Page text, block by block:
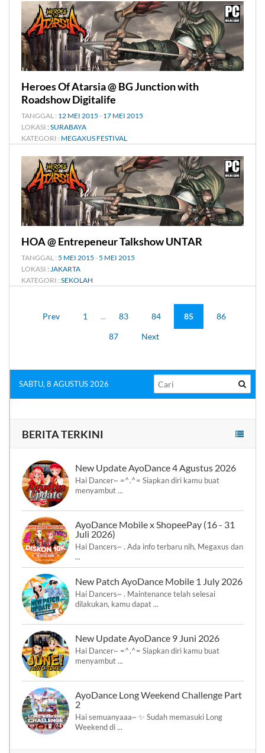
Heroes Of Atarsia @ BG Junction with
Roadshow Digitalife
TANGGAL : 12 MEI 2015 - 17 MEI 2015
LOKASI : SURABAYA
KATEGORI : MEGAXUS FESTIVAL
HOA @ Entrepeneur Talkshow UNTAR
TANGGAL : 5 MEI 2015 -5 MEI 2015
LOKASI : JAKARTA
KATEGORI : SEKOLAH
Prev 1 ... 83 84 85
86
87
Next
SABTU, 8 AGUSTUS 2026
BERITA TERKINI
New Update AyoDance 4 Agustus 2026
Hai Dancer~ =^.^= Siapkan diri kamu buat
menyambut ...
AyoDance Mobile x ShopeePay (16 - 31
Juli 2026)
Hai Dancers~ . Ada info terbaru nih, Megaxus dan
...
New Patch AyoDance Mobile 1 July 2026
Hai Dancers~ . Maintenance telah selesai
dilakukan, kamu dapat ...
New Update AyoDance 9 Juni 2026
Hai Dancer~ =^.^= Siapkan diri kamu buat
menyambut ...
AyoDance Long Weekend Challenge Part
2
Hai semuanyaaa~ ✨ Sudah memasuki Long
Weekend di ...